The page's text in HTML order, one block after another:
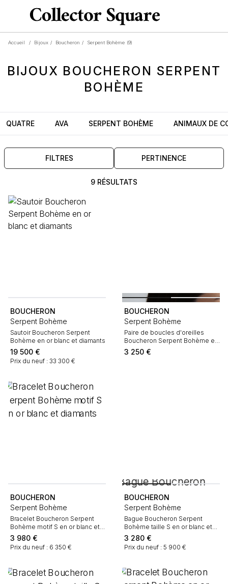
Accueil / Bijoux / Boucheron / Serpent Bohème (9)
BIJOUX BOUCHERON SERPENT
BOHÈME
QUATRE AVA SERPENT BOHÈME ANIMAUX DE
FILTRES PERTINENCE
9 RÉSULTATS
BOUCHERON
Serpent Bohème
Sautoir Boucheron Serpent
Bohème en or blanc et diamants
19 500 €
Prix du neuf : 33 300 €
BOUCHERON
Serpent Bohème
Paire de boucles d'oreilles
Boucheron Serpent Bohème en
or blanc et lapis-lazuli
3 250 €
BOUCHERON
Serpent Bohème
Bracelet Boucheron Serpent
Bohème motif S en or blanc et
diamants
3 980 €
Prix du neuf : 6 350 €
BOUCHERON
Serpent Bohème
Bague Boucheron Serpent
Bohème taille S en or blanc et
diamants
3 280 €
Prix du neuf : 5 900 €